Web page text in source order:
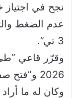
نجح في اجتياز
3 تي”.
وقرّر قاعي
2026
وكان له ما